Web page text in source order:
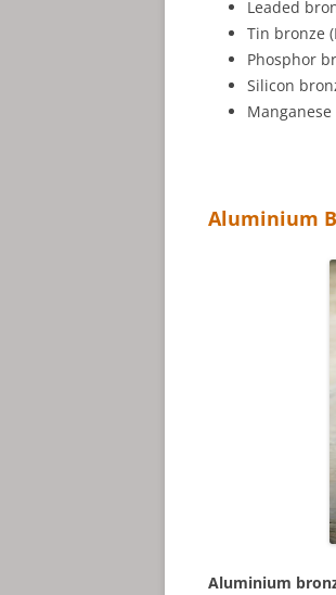
Leaded
Tin bronze
Phosphor
Silicon
Manganese
Aluminium
Aluminium